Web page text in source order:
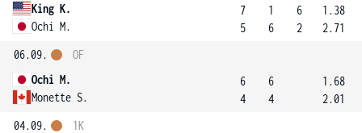
King K.
Ochi M.
7
5
1
6
6
2
1.38
2.71
06.09.
Ochi M.
Monette S.
OF
6
4
6
4
1.68
2.01
04.09.
1K